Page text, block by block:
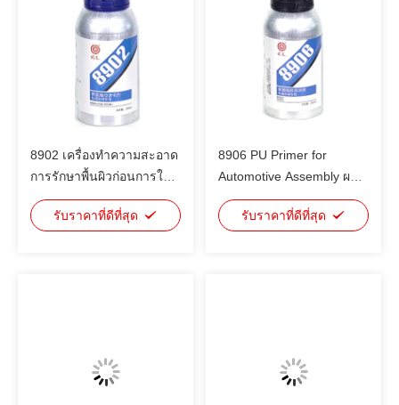
8902 เครื่องทําความสะอาด
การรักษาพื้นผิวก่อนการใช้
พยาธิพอลิอุเรธาน เพื่อเพิ่ม
ความแน่นของการผูก
รับราคาที่ดีที่สุด
8906 PU Primer for
Automotive Assembly ผสม
ผสาน เพิ่มความแข็งแรงใน
การผูกพันและความทนทาน
รับราคาที่ดีที่สุด